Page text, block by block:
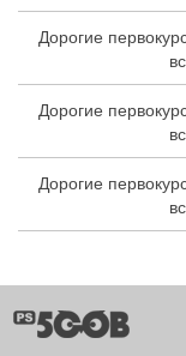
Дорогие
Дорогие
Дорогие